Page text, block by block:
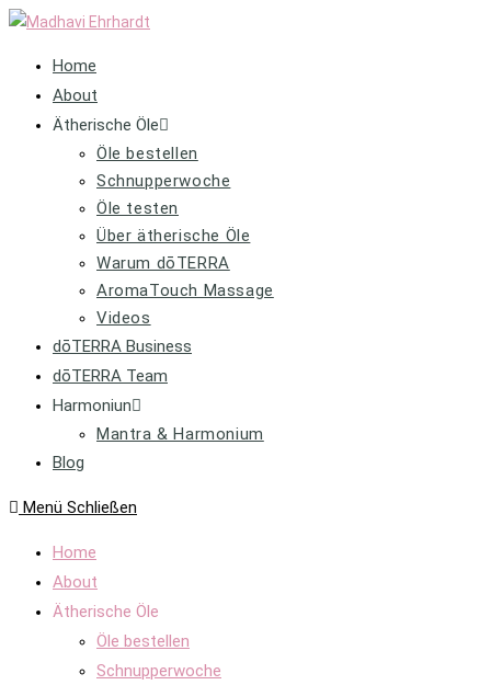
Home
About
Ätherische Öle
Öle bestellen
Schnupperwoche
Öle testen
Über ätherische Öle
Warum dōTERRA
AromaTouch Massage
Videos
dōTERRA Business
dōTERRA Team
Harmoniun
Mantra & Harmonium
Blog
Menü Schließen
Home
About
Ätherische Öle
Öle bestellen
Schnupperwoche